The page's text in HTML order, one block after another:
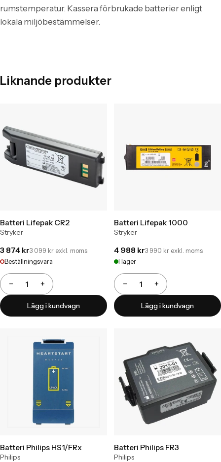
rumstemperatur. Kassera förbrukade batterier enligt
lokala miljöbestämmelser.
Liknande produkter
Batteri Lifepak CR2
Stryker
3 874 kr3 099 kr exkl. moms
Beställningsvara
−
Antal +
Lägg i kundvagn
Batteri Lifepak 1000
Stryker
4 988 kr3 990 kr exkl. moms
I lager
−
Antal +
Lägg i kundvagn
Batteri Philips HS1/FRx
Philips
Batteri Philips FR3
Philips